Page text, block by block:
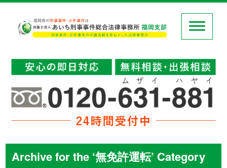
Archive for the ‘無免許運転’ Category